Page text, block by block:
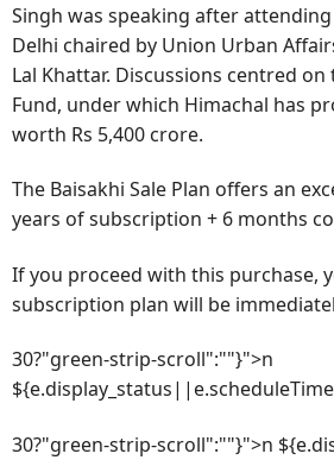
Singh was speaking after
Delhi chaired by Union Urban
Lal Khattar. Discussions centred
Fund, under which Himachal has
worth Rs 5,400 crore.
The Baisakhi Sale Plan offers an
years of subscription + 6 months
If you proceed with this purchase,
subscription plan will be
30?"green-strip-scroll":""}">n
30?"green-strip-scroll":""}">n